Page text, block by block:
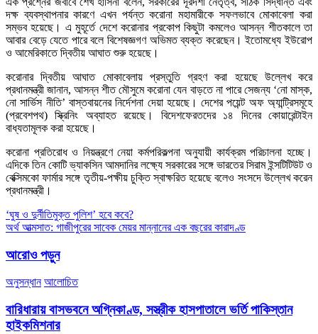
দক্ষ ব্যবস্থাপনার কারণে এখন পর্যন্ত করোনা মহামারীকে সফলভাবে মোকাবেলা করা
সম্ভব হয়েছে। এ মুহূর্তে দেশে করোনার প্রকোপ কিছুটা কমলেও আসন্ন শীতকালে তা
আবার বেড়ে যেতে পারে বলে বিশেষজ্ঞগণ অভিমত ব্যক্ত করেছেন। ইতোমধ্যে ইউরোপ
ও আমেরিকাতে দ্বিতীয় আঘাত শুরু হয়েছে।
করোনার দ্বিতীয় আঘাত মোকাবেলায় প্রস্তুতি গ্রহণ করা হয়েছে উল্লেখ করে
প্রধানমন্ত্রী জানান, আসন্ন শীত মৌসুমে করোনা যেন বাড়তে না পারে সেজন্য ‘নো মাস্ক,
নো সার্ভিস নীতি’ বাস্তবায়নের নির্দেশনা দেয়া হয়েছে। দেশের পয়েন্ট অফ অ্যান্ট্রিসমূহে
(প্রবেশপথ) স্ক্রিনিং অব্যাহত রয়েছে। বিদেশফেরতদের ১৪ দিনের কোয়ারেন্টাইন
বাধ্যতামূলক করা হয়েছে।
করোনা প্রতিরোধ ও নিয়ন্ত্রণে নেয়া কর্মপরিকল্পনা অনুযায়ী কার্যক্রম পরিচালনা হচ্ছে।
এদিকে তিন কোটি ভ্যাকসিন আমদানির লক্ষ্যে সরকারের সঙ্গে ভারতের সিরাম ইন্সটিটিউট ও
বেক্সিমকো ফার্মার সঙ্গে তৃতীয়-পক্ষীয় চুক্তি স্বাক্ষরিত হয়েছে বলেও সংসদে উল্লেখ করেন
প্রধানমন্ত্রী।
Post
navigation
‘ঘুষ ও দুর্নীতিমুক্ত পুলিশ’ হবে কবে?
অর্থ আত্মসাত: গাজীপুরের সাবেক মেয়র মান্নানের এক বছরের কারাদণ্ড
আরোও পড়ুন
অনুসন্ধান আলোচিত
বারিধারায় বাসভবনে অগ্নিকাণ্ড, সস্ত্রীক হাসপাতালে ভর্তি পাকিস্তান
হাইকমিশনার